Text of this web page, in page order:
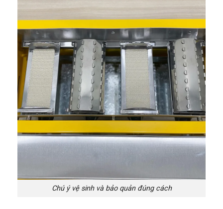
Chú ý vệ sinh và bảo quản đúng cách